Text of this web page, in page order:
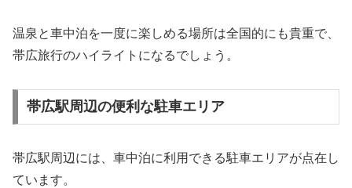
温泉と車中泊を一度に楽しめる場所は全国的にも貴重で、
帯広旅行のハイライトになるでしょう。
帯広駅周辺の便利な駐車エリア
帯広駅周辺には、車中泊に利用できる駐車エリアが点在し
ています。